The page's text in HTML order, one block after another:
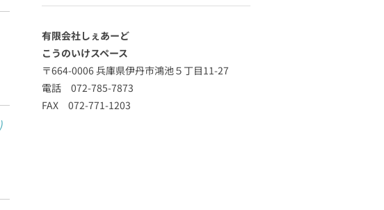
有限会社しぇあーど
こうのいけスペース
〒664-0006 兵庫県伊丹市鴻池５丁目11-27
電話 072-785-7873
FAX 072-771-1203